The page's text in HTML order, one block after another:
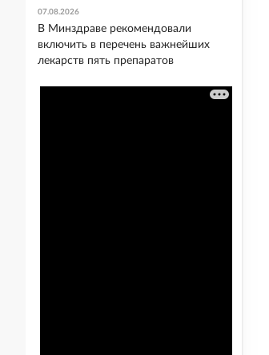
07.08.2026
В Минздраве рекомендовали
включить в перечень важнейших
лекарств пять препаратов